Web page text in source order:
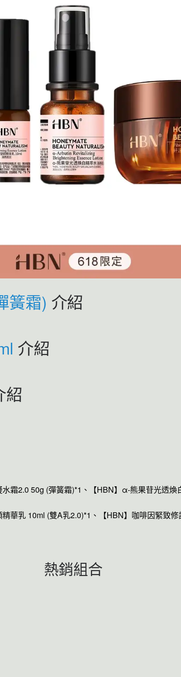
簧霜) 介紹
介紹
紹
霜2.0 50g (彈簧霜)*1 、 【HBN】α-熊果苷光透
華乳 10ml (雙A乳2.0)*1、 【HBN】 咖啡因緊致
熱銷組合